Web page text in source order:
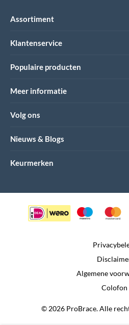
Assortiment
Klantenservice
Populaire producten
Meer informatie
Volg ons
Nieuws & Blogs
Keurmerken
© 2026 ProBrace. Alle
Algemene
Colofon